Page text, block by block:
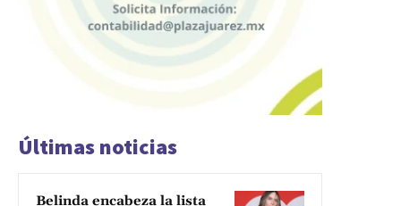
Últimas noticias
Belinda encabeza la lista